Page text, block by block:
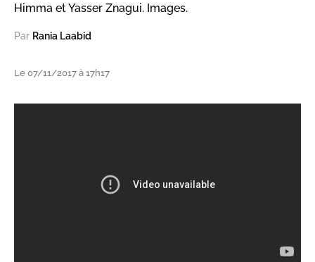
Himma et Yasser Znagui. Images.
Par Rania Laabid
Le 07/11/2017 à 17h17